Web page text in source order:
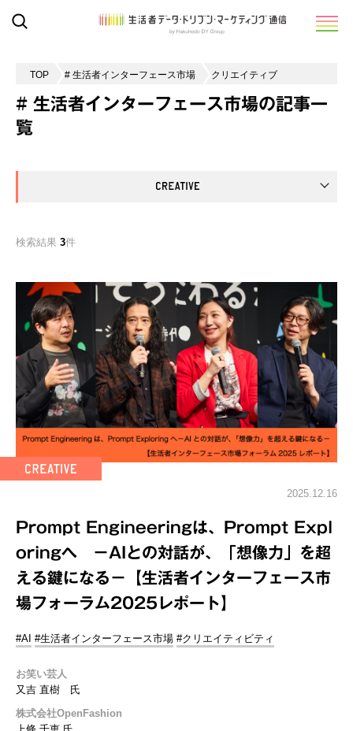
TOP # 生活者インターフェース市場 クリエイティブ
# 生活者インターフェース市場の記事一
覧
検索結果 3件
2025.12.16
Prompt Engineeringは、Prompt Expl
oringへ －AIとの対話が、「想像力」を超
える鍵になる－【生活者インターフェース市
場フォーラム2025レポート】
#AI #生活者インターフェース市場 #クリエイティビティ
お笑い芸人
又吉 直樹 氏
株式会社OpenFashion
上條 千恵 氏